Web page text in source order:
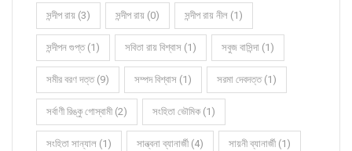
সন্দীপ রায় (3) সন্দীপ রায় (0) সন্দীপ রায় নীল (1)
সন্দীপন গুপ্ত (1) সবিতা রায় বিশ্বাস (1) সবুজ বাসিন্দা (1)
সমীর বরণ দত্ত (9) সম্পদ বিশ্বাস (1) সরমা দেবদত্ত (1)
সর্বাণী রিঙ্কু গোস্বামী (2) সংহিতা ভৌমিক (1)
সংহিতা সান্যাল (1) সান্ত্বনা ব্যানার্জী (4) সায়নী ব্যানার্জী (1)